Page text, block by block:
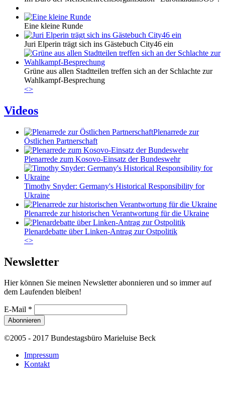
Eine kleine Runde
Juri Elperin trägt sich ins Gästebuch City46 ein
Grüne aus allen Stadtteilen treffen sich an der Schlachte zur
Wahlkampf-Besprechung
<>
Videos
Plenarrede zur
Östlichen Partnerschaft
Plenarrede zum Kosovo-Einsatz der Bundeswehr
Timothy Snyder: Germany's Historical Responsibility for
Ukraine
Plenarrede zur historischen Verantwortung für die Ukraine
Plenardebatte über Linken-Antrag zur Ostpolitik
<>
Newsletter
Hier können Sie meinen Newsletter abonnieren und so immer auf
dem Laufenden bleiben!
E-Mail *
©2005 - 2017 Bundestagsbüro Marieluise Beck
Impressum
Kontakt